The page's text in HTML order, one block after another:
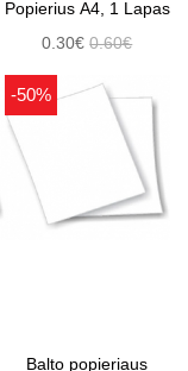
Popierius A4, 1 Lapas
0.30€0.60€
-50%
Balto popieriaus